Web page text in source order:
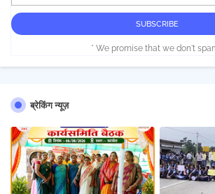
* We promise that we don't
ब्रेकिंग न्यूज़